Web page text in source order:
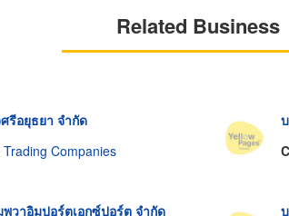
Related Business
รีอยุธยา จำกัด
Trading Companies
วาอิมปอร์ตเอกซ์ปอร์ต จำกัด